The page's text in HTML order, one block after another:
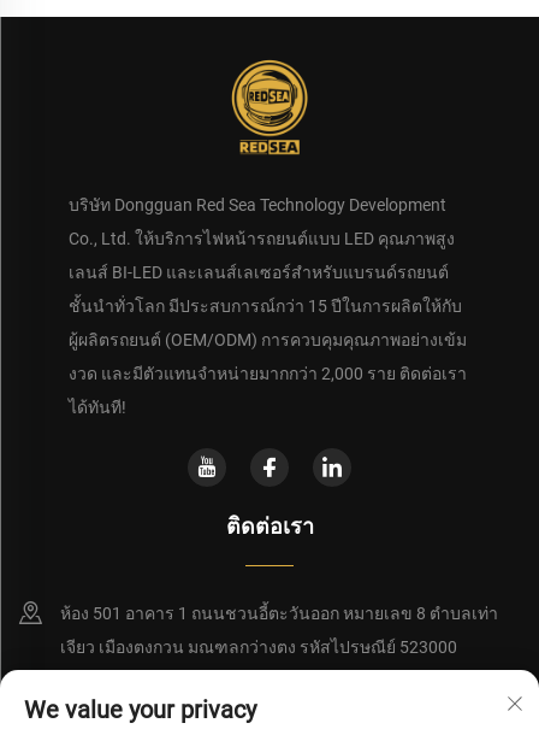
บริษัท Dongguan Red Sea Technology Development
Co., Ltd. ให้บริการไฟหน้ารถยนต์แบบ LED คุณภาพสูง
เลนส์ BI-LED และเลนส์เลเซอร์สำหรับแบรนด์รถยนต์
ชั้นนำทั่วโลก มีประสบการณ์กว่า 15 ปีในการผลิตให้กับ
ผู้ผลิตรถยนต์ (OEM/ODM) การควบคุมคุณภาพอย่างเข้ม
งวด และมีตัวแทนจำหน่ายมากกว่า 2,000 ราย ติดต่อเรา
ได้ทันที!
ติดต่อเรา
ห้อง 501 อาคาร 1 ถนนชวนอี้ตะวันออก หมายเลข 8 ตำบลเท่า
เจียว เมืองตงกวน มณฑลกว่างตง รหัสไปรษณีย์ 523000
+86-18956928858
We value your privacy